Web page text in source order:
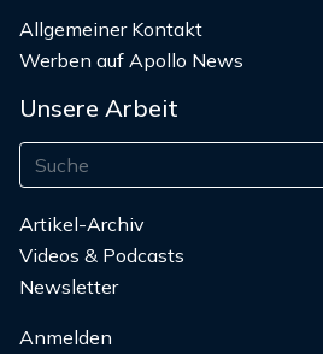
Allgemeiner Kontakt
Werben auf Apollo News
Unsere Arbeit
Artikel-Archiv
Videos & Podcasts
Newsletter
Anmelden